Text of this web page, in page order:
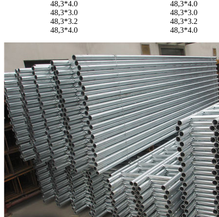
48,3*4.0
48,3*4.0
48,3*3.0
48,3*3.0
48,3*3.2
48,3*3.2
48,3*4.0
48,3*4.0